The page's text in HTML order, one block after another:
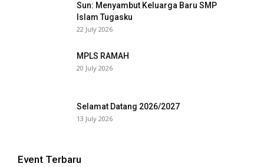
Sun: Menyambut Keluarga Baru SMP
Islam Tugasku
22 July 2026
MPLS RAMAH
20 July 2026
Selamat Datang 2026/2027
13 July 2026
Event Terbaru